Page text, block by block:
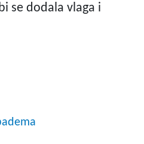
se dodala vlaga i